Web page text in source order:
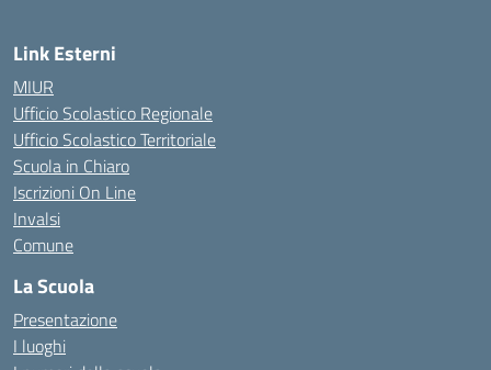
Link Esterni
MIUR
Ufficio Scolastico Regionale
Ufficio Scolastico Territoriale
Scuola in Chiaro
Iscrizioni On Line
Invalsi
Comune
La Scuola
Presentazione
I luoghi